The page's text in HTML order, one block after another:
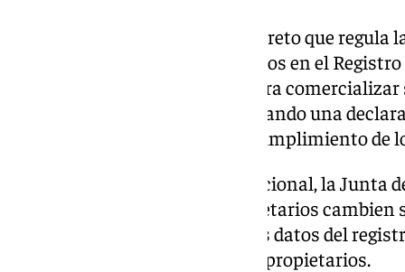
Andalucía ya cuenta con un decreto que
propietarios deben estar inscritos en el
les permite recibir un código para
puede realizar en línea, presentando una
documentos que acrediten el cumplimiento de
Ante la creación del registro nacional, la Junta
no será necesario que los propietarios
Junta se encargará de enviar los datos del
simplificará la gestión para los propietarios.